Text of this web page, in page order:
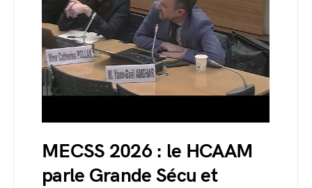
MECSS 2026 : le HCAAM
parle Grande Sécu et